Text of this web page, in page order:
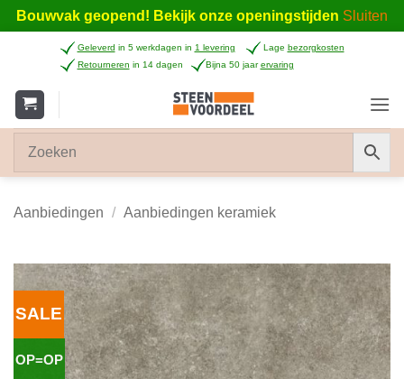
Bouwvak geopend! Bekijk onze openingstijden Sluiten
inhoud
Geleverd in 5 werkdagen in 1 levering Lage bezorgkosten
Retourneren in 14 dagen Bijna 50 jaarervaring
Aanbiedingen / Aanbiedingen keramiek
SALE
OP=OP